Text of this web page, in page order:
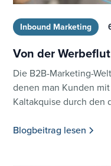
Inbound Marketing
Von der
Die B2B-Marketing-
denen man Kunden
Kaltakquise durch den
Blogbeitrag lesen